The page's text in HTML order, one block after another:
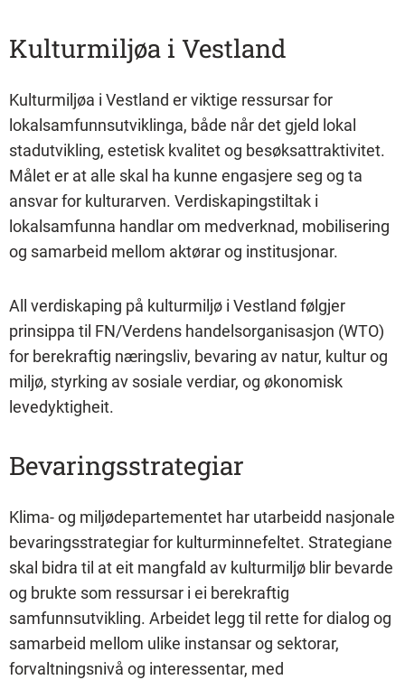
Kulturmiljøa i Vestland
Kulturmiljøa i Vestland er viktige ressursar for
lokalsamfunnsutviklinga, både når det gjeld lokal
stadutvikling, estetisk kvalitet og besøksattraktivitet.
Målet er at alle skal ha kunne engasjere seg og ta
ansvar for kulturarven. Verdiskapingstiltak i
lokalsamfunna handlar om medverknad, mobilisering
og samarbeid mellom aktørar og institusjonar.
All verdiskaping på kulturmiljø i Vestland følgjer
prinsippa til FN/Verdens handelsorganisasjon (WTO)
for berekraftig næringsliv, bevaring av natur, kultur og
miljø, styrking av sosiale verdiar, og økonomisk
levedyktigheit.
Bevaringsstrategiar
Klima- og miljødepartementet har utarbeidd nasjonale
bevaringsstrategiar for kulturminnefeltet. Strategiane
skal bidra til at eit mangfald av kulturmiljø blir bevarde
og brukte som ressursar i ei berekraftig
samfunnsutvikling. Arbeidet legg til rette for dialog og
samarbeid mellom ulike instansar og sektorar,
forvaltningsnivå og interessentar, med